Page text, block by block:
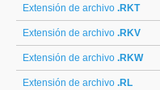
Extensión de archivo .RKT
Extensión de archivo .RKV
Extensión de archivo .RKW
Extensión de archivo .RL